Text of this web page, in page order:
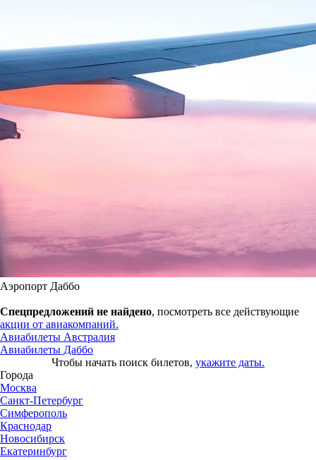
Аэропорт Даббо
Спецпредложений не найдено, посмотреть все действующие
акции от авиакомпаний.
Авиабилеты Австралия
Авиабилеты Даббо
Чтобы начать поиск билетов, укажите даты.
Города
Москва
Санкт-Петербург
Симферополь
Краснодар
Новосибирск
Екатеринбург